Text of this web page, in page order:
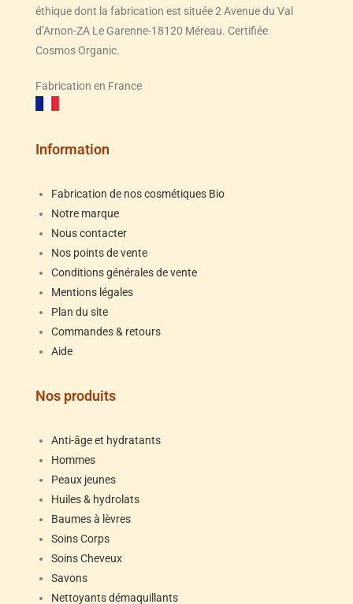
éthique dont la fabrication est située 2 Avenue du Val
d’Arnon-ZA Le Garenne-18120 Méreau. Certifiée
Cosmos Organic.
Fabrication en France
Information
Fabrication de nos cosmétiques Bio
Notre marque
Nous contacter
Nos points de vente
Conditions générales de vente
Mentions légales
Plan du site
Commandes & retours
Aide
Nos produits
Anti-âge et hydratants
Hommes
Peaux jeunes
Huiles & hydrolats
Baumes à lèvres
Soins Corps
Soins Cheveux
Savons
Nettoyants démaquillants